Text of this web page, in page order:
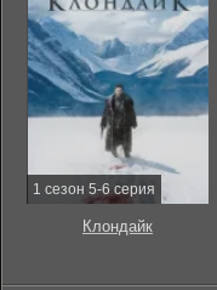
1 сезон 5-6 серия
Клондайк